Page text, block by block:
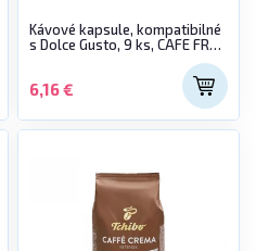
Kávové kapsule, kompatibilné
s Dolce Gusto, 9 ks, CAFE FREI
6,16 €